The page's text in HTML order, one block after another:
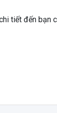
tiết đến bạn